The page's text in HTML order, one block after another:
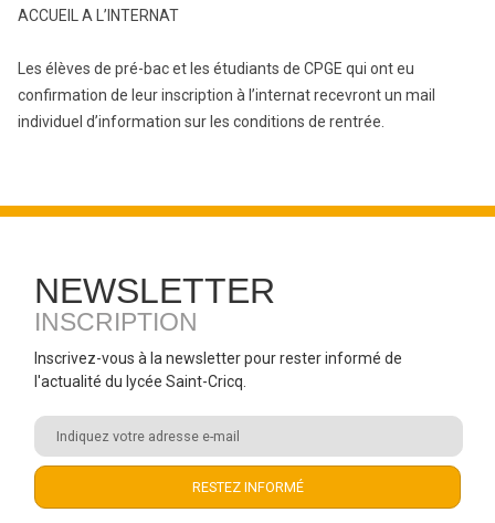
ACCUEIL A L’INTERNAT
Les élèves de pré-bac et les étudiants de CPGE qui ont eu
confirmation de leur inscription à l’internat recevront un mail
individuel d’information sur les conditions de rentrée.
NEWSLETTER
INSCRIPTION
Inscrivez-vous à la newsletter pour rester informé de
l'actualité du lycée Saint-Cricq.